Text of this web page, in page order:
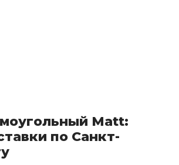
Matt:
по Санкт-